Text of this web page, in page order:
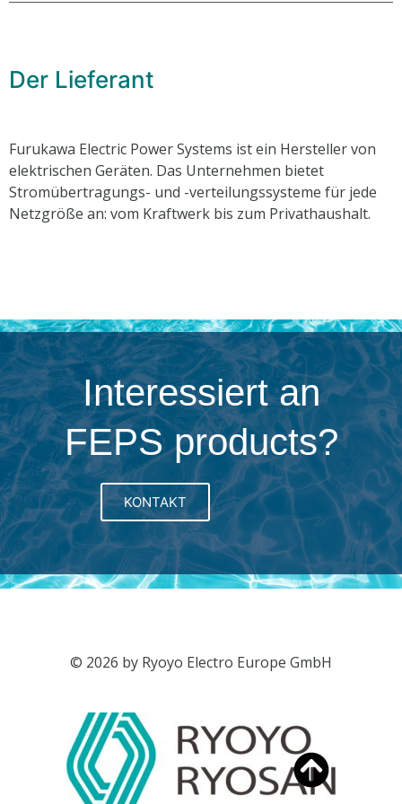
Der Lieferant
Furukawa Electric Power Systems ist ein Hersteller von
elektrischen Geräten. Das Unternehmen bietet
Stromübertragungs- und -verteilungssysteme für jede
Netzgröße an: vom Kraftwerk bis zum Privathaushalt.
Interessiert an
FEPS products?
KONTAKT
© 2026 by Ryoyo Electro Europe GmbH